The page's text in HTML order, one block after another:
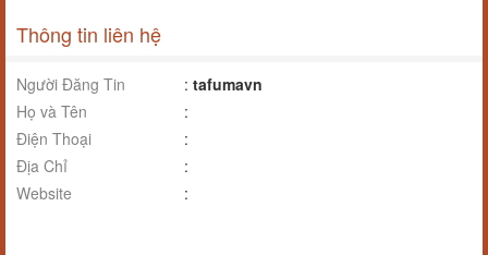
Thông tin liên hệ
Người Đăng Tin : tafumavn
Họ và Tên
:
Điện Thoại
:
Địa Chỉ
:
Website
: